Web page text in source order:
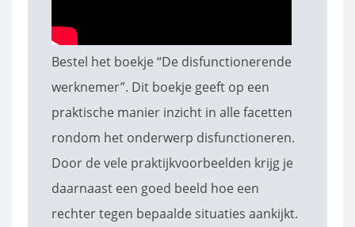
Bestel het boekje “De disfunctionerende
werknemer”. Dit boekje geeft op een
praktische manier inzicht in alle facetten
rondom het onderwerp disfunctioneren.
Door de vele praktijkvoorbeelden krijg je
daarnaast een goed beeld hoe een
rechter tegen bepaalde situaties aankijkt.